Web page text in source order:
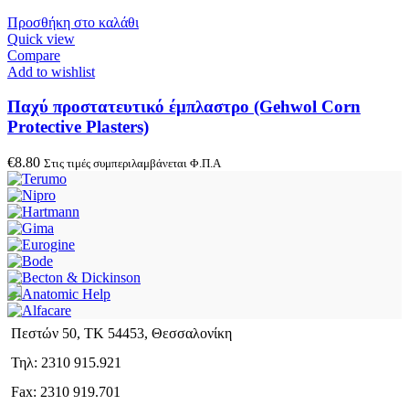
Προσθήκη στο καλάθι
Quick view
Compare
Add to wishlist
Παχύ προστατευτικό έμπλαστρο (Gehwol Corn
Protective Plasters)
€8.80 Στις τιμές συμπεριλαμβάνεται Φ.Π.Α
Πεστών 50, ΤΚ 54453, Θεσσαλονίκη
Τηλ: 2310 915.921
Fax: 2310 919.701